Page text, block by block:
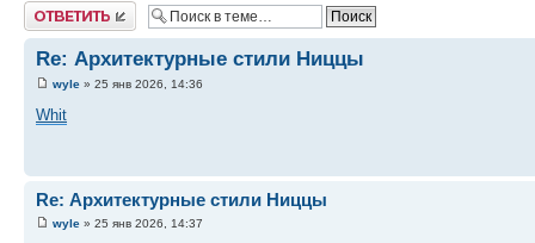
Ответить
Re: Архитектурные стили Ниццы
wyle » 25 янв 2026, 14:36
Whit
Re: Архитектурные стили Ниццы
wyle » 25 янв 2026, 14:37